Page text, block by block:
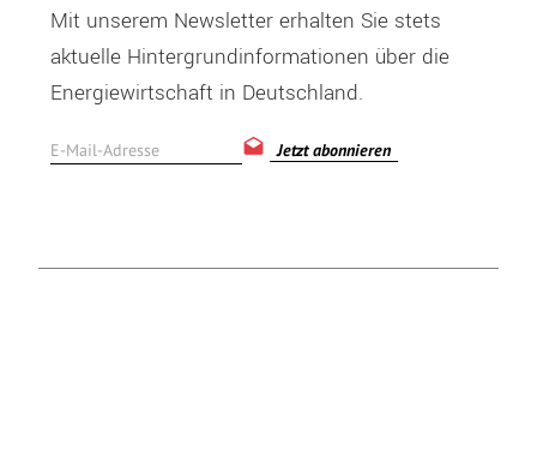
Mit unserem Newsletter erhalten Sie stets
aktuelle Hintergrundinformationen über die
Energiewirtschaft in Deutschland.
Jetzt abonnieren